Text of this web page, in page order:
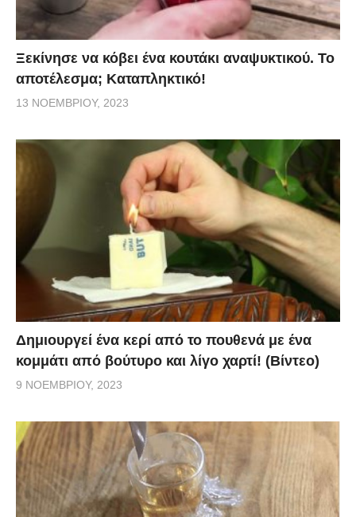
Ξεκίνησε να κόβει ένα κουτάκι αναψυκτικού. Το
αποτέλεσμα; Καταπληκτικό!
13 ΝΟΕΜΒΡΊΟΥ, 2023
Δημιουργεί ένα κερί από το πουθενά με ένα
κομμάτι από βούτυρο και λίγο χαρτί! (Βίντεο)
9 ΝΟΕΜΒΡΊΟΥ, 2023